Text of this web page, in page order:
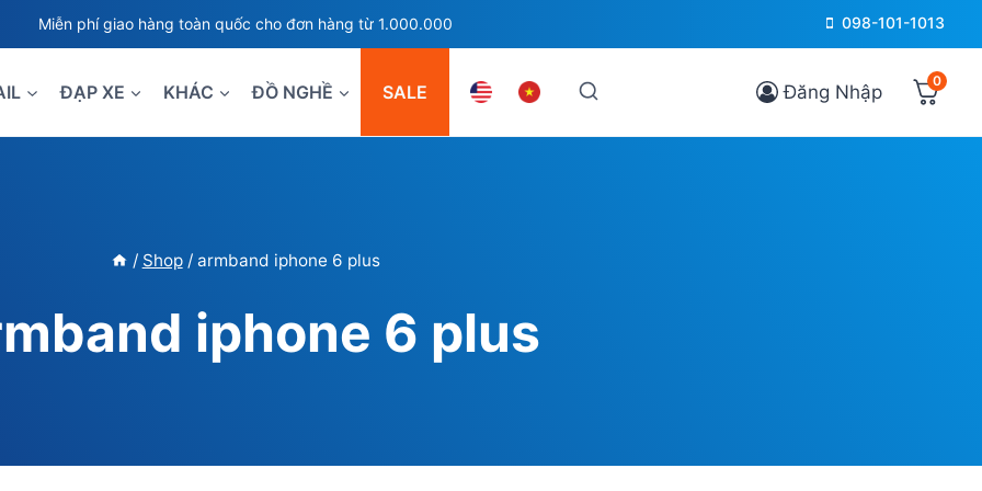
Miễn phí giao hàng toàn quốc cho đơn hàng từ 1.000.000 098-101-1013
ĐẠP XE KHÁC ĐỒ NGHỀ SALE Đăng Nhập 0
/ Shop / armband iphone 6 plus
iphone 6 plus